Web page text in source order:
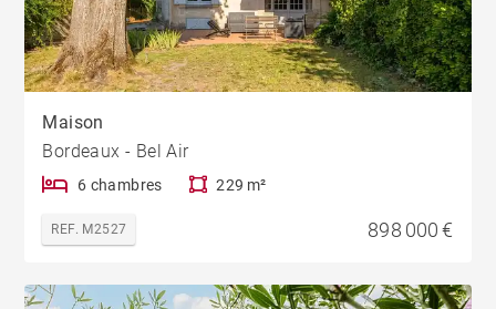
Maison
Bordeaux - Bel Air
6 chambres 229 m²
REF. M2527 898 000 €